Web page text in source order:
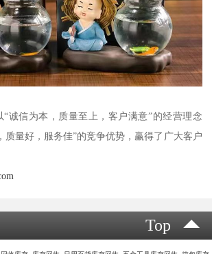
“诚信为本，质量至上，客户满意”的经营理念
质量好，服务佳”的竞争优势，赢得了广大客户
Top